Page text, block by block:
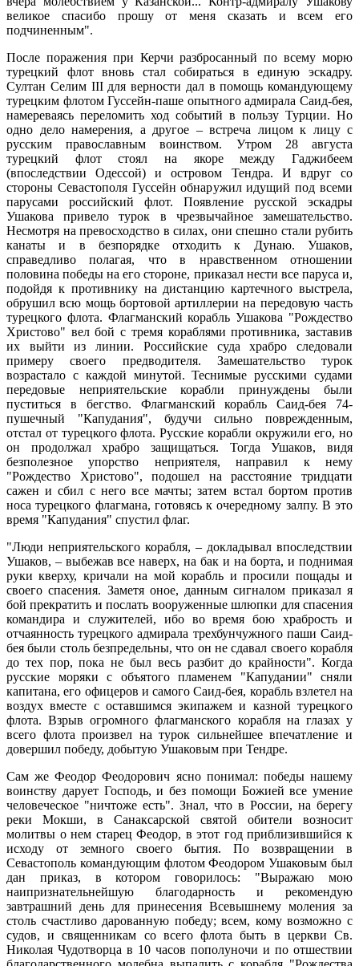
великое спасибо прошу от меня сказать и всем его
подчиненным".
После поражения при Керчи разбросанный по всему морю
турецкий флот вновь стал собираться в единую эскадру.
Султан Селим III для верности дал в помощь командующему
турецким флотом Гуссейн-паше опытного адмирала Саид-бея,
намереваясь переломить ход событий в пользу Турции. Но
одно дело намерения, а другое – встреча лицом к лицу с
русским православным воинством. Утром 28 августа
турецкий флот стоял на якоре между Гаджибеем
(впоследствии Одессой) и островом Тендра. И вдруг со
стороны Севастополя Гуссейн обнаружил идущий под всеми
парусами российский флот. Появление русской эскадры
Ушакова привело турок в чрезвычайное замешательство.
Несмотря на превосходство в силах, они спешно стали рубить
канаты и в безпорядке отходить к Дунаю. Ушаков,
справедливо полагая, что в нравственном отношении
половина победы на его стороне, приказал нести все паруса и,
подойдя к противнику на дистанцию картечного выстрела,
обрушил всю мощь бортовой артиллерии на передовую часть
турецкого флота. Флагманский корабль Ушакова "Рождество
Христово" вел бой с тремя кораблями противника, заставив
их выйти из линии. Российские суда храбро следовали
примеру своего предводителя. Замешательство турок
возрастало с каждой минутой. Теснимые русскими судами
передовые неприятельские корабли принуждены были
пуститься в бегство. Флагманский корабль Саид-бея 74-
пушечный "Капудания", будучи сильно поврежденным,
отстал от турецкого флота. Русские корабли окружили его, но
он продолжал храбро защищаться. Тогда Ушаков, видя
безполезное упорство неприятеля, направил к нему
"Рождество Христово", подошел на расстояние тридцати
сажен и сбил с него все мачты; затем встал бортом против
носа турецкого флагмана, готовясь к очередному залпу. В это
время "Капудания" спустил флаг.
"Люди неприятельского корабля, – докладывал впоследствии
Ушаков, – выбежав все наверх, на бак и на борта, и поднимая
руки кверху, кричали на мой корабль и просили пощады и
своего спасения. Заметя оное, данным сигналом приказал я
бой прекратить и послать вооруженные шлюпки для спасения
командира и служителей, ибо во время бою храбрость и
отчаянность турецкого адмирала трехбунчужного паши Саид-
бея были столь безпредельны, что он не сдавал своего корабля
до тех пор, пока не был весь разбит до крайности". Когда
русские моряки с объятого пламенем "Капудании" сняли
капитана, его офицеров и самого Саид-бея, корабль взлетел на
воздух вместе с оставшимся экипажем и казной турецкого
флота. Взрыв огромного флагманского корабля на глазах у
всего флота произвел на турок сильнейшее впечатление и
довершил победу, добытую Ушаковым при Тендре.
Сам же Феодор Феодорович ясно понимал: победы нашему
воинству дарует Господь, и без помощи Божией все умение
человеческое "ничтоже есть". Знал, что в России, на берегу
реки Мокши, в Санаксарской святой обители возносит
молитвы о нем старец Феодор, в этот год приблизившийся к
исходу от земного своего бытия. По возвращении в
Севастополь командующим флотом Феодором Ушаковым был
дан приказ, в котором говорилось: "Выражаю мою
наипризнательнейшую благодарность и рекомендую
завтрашний день для принесения Всевышнему моления за
столь счастливо дарованную победу; всем, кому возможно с
судов, и священникам со всего флота быть в церкви Св.
Николая Чудотворца в 10 часов пополуночи и по отшествии